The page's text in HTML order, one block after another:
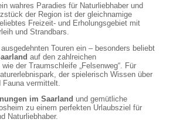
wahres Paradies für Naturliebhaber und
der Region ist der gleichnamige
Freizeit- und Erholungsgebiet mit
und Strandbars.
Touren ein – besonders beliebt
auf den zahlreichen
der Traumschleife „Felsenweg“. Für
der spielerisch Wissen über
vermittelt.
im Saarland und gemütliche
zu einem perfekten Urlaubsziel für
Naturliebhaber.